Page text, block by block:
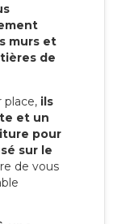
murs et
de
place, ils
et un
pour
sur le
de vous